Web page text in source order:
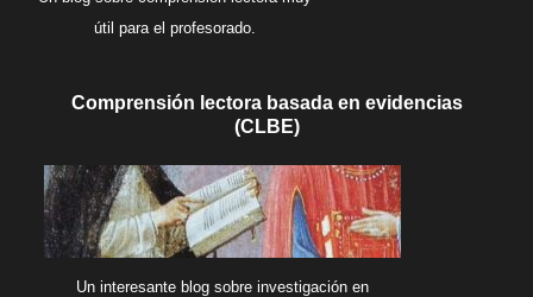
útil para el profesorado.
Comprensión lectora basada en evidencias
(CLBE)
Un interesante blog sobre investigación en